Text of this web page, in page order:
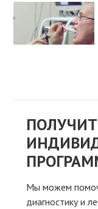
Мы можем
диагностику и